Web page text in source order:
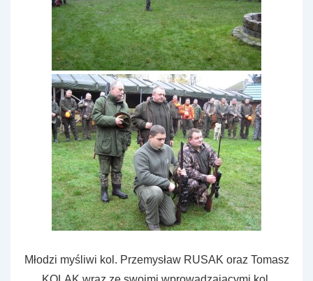
Młodzi myśliwi kol. Przemysław RUSAK oraz Tomasz